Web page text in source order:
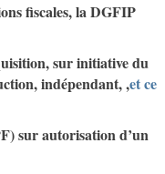
fiscales, la DGFIP
sur initiative du
indépendant, ,et ce
sur autorisation d’un